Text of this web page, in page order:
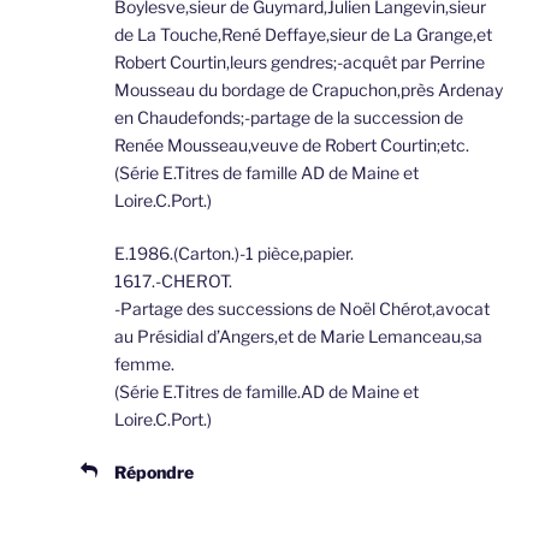
Boylesve,sieur de Guymard,Julien Langevin,sieur
de La Touche,René Deffaye,sieur de La Grange,et
Robert Courtin,leurs gendres;-acquêt par Perrine
Mousseau du bordage de Crapuchon,près Ardenay
en Chaudefonds;-partage de la succession de
Renée Mousseau,veuve de Robert Courtin;etc.
(Série E.Titres de famille AD de Maine et
Loire.C.Port.)
E.1986.(Carton.)-1 pièce,papier.
1617.-CHEROT.
-Partage des successions de Noël Chérot,avocat
au Présidial d’Angers,et de Marie Lemanceau,sa
femme.
(Série E.Titres de famille.AD de Maine et
Loire.C.Port.)
Répondre